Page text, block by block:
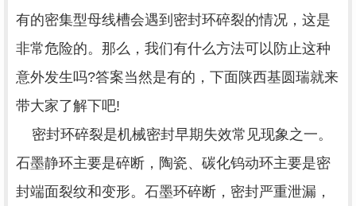
有的密集型母线槽会遇到密封环碎裂的情况，这是
非常危险的。那么，我们有什么方法可以防止这种
意外发生吗?答案当然是有的，下面陕西基圆瑞就来
带大家了解下吧!
密封环碎裂是机械密封早期失效常见现象之一。
石墨静环主要是碎断，陶瓷、碳化钨动环主要是密
封端面裂纹和变形。石墨环碎断，密封严重泄漏，